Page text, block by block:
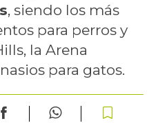
, siendo los más
para perros y
la Arena
para gatos.